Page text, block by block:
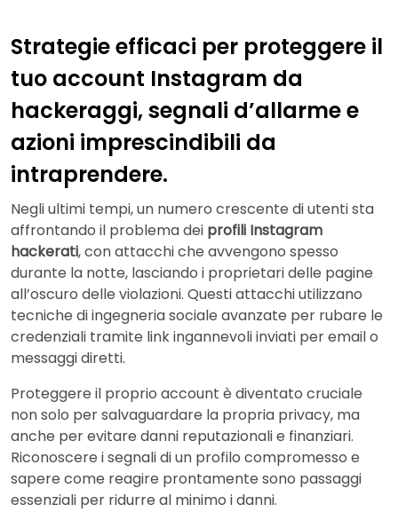
Strategie efficaci per proteggere il
tuo account Instagram da
hackeraggi, segnali d’allarme e
azioni imprescindibili da
intraprendere.
Negli ultimi tempi, un numero crescente di utenti sta
affrontando il problema dei profili Instagram
hackerati, con attacchi che avvengono spesso
durante la notte, lasciando i proprietari delle pagine
all’oscuro delle violazioni. Questi attacchi utilizzano
tecniche di ingegneria sociale avanzate per rubare le
credenziali tramite link ingannevoli inviati per email o
messaggi diretti.
Proteggere il proprio account è diventato cruciale
non solo per salvaguardare la propria privacy, ma
anche per evitare danni reputazionali e finanziari.
Riconoscere i segnali di un profilo compromesso e
sapere come reagire prontamente sono passaggi
essenziali per ridurre al minimo i danni.